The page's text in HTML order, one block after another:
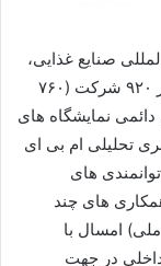
صنایع غذایی،
کشاورزی، ماشین آلات و صنایع وابسته با حضور ۹۲۰ شرکت (۷۶۰
درمحل دائمی نمایشگاه های
تحلیلی ام بی ای
های
های چند
امسال با
در جهت